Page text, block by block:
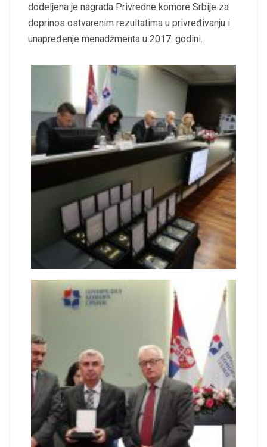
dodeljena je nagrada Privredne komore Srbije za
doprinos ostvarenim rezultatima u privređivanju i
unapređenje menadžmenta u 2017. godini.